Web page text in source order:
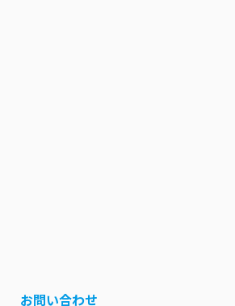
お問い合わせ